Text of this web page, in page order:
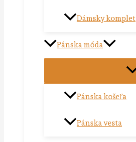
Dámsky komplet
Pánska móda
Pánska košeľa
Pánska vesta